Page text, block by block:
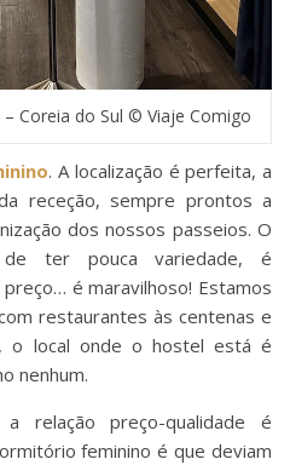
Coreia do Sul © Viaje Comigo
. A localização é perfeita, a
receção, sempre prontos a
dos nossos passeios. O
de ter pouca variedade, é
é maravilhoso! Estamos
restaurantes às centenas e
o local onde o hostel está é
nenhum.
relação preço-qualidade é
feminino é que deviam